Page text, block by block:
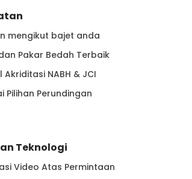
mengikut bajet anda
Pakar Bedah Terbaik
Akriditasi NABH & JCI
Pilihan Perundingan
Teknologi
Video Atas Permintaan